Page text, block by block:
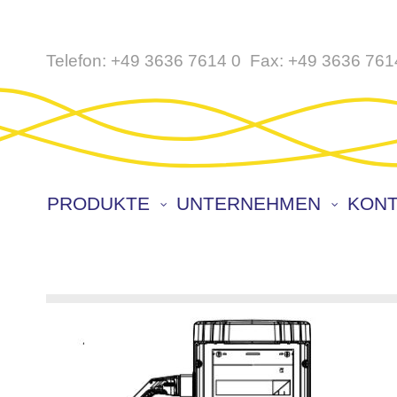
Direkt
Inhalt
Telefon: +49 3636 7614 0 Fax: +49 3636
PRODUKTE UNTERNEHMEN